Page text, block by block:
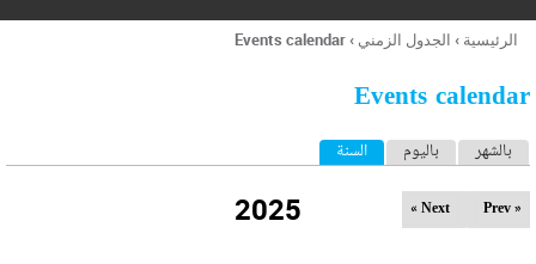
ر
ل
ح
أنت
هنا
الرئيسية › الجدول الزمني ›
Events calendar
Events calendar
ا
ل
ب
بالشهر باليوم السنة (علامة التبويب النشطة)
2025 « Prev
Next »